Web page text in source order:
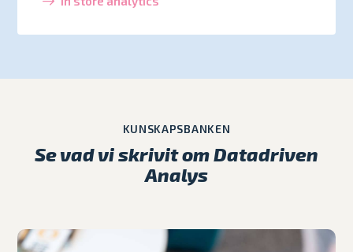
KUNSKAPSBANKEN
Se vad vi skrivit om Datadriven
Analys